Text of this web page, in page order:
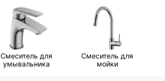
Смеситель для
умывальника
Смеситель для
мойки